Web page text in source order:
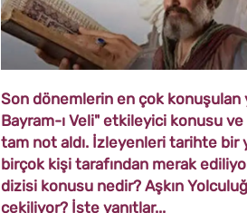
Son dönemlerin en çok konuşulan
Bayram-ı Veli" etkileyici konusu
tam not aldı. İzleyenleri tarihte bir
birçok kişi tarafından merak
dizisi konusu nedir? Aşkın
çekiliyor? İşte yanıtlar...